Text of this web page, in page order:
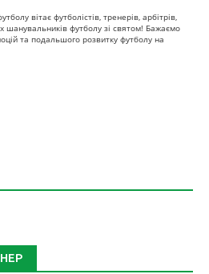
вітає футболістів, тренерів, арбітрів,
шанувальників футболу зі святом! Бажаємо
та подальшого розвитку футболу на